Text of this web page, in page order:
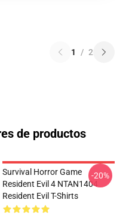
1 / 2
de productos
Survival Horror Game
Resident Evil 4 NTAN1404
Resident Evil T-Shirts
-20%